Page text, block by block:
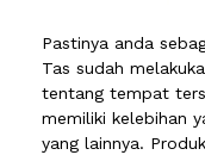
Pastinya anda
Tas sudah
tentang tempat
memiliki kelebihan
yang lainnya.